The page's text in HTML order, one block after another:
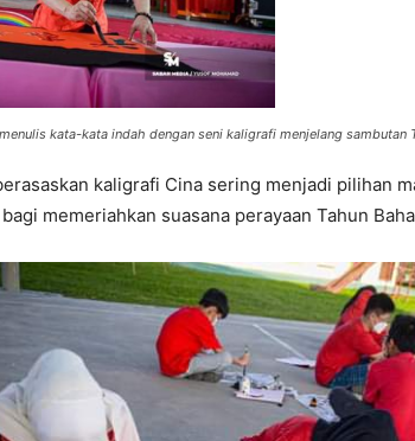
kata-kata indah dengan seni kaligrafi menjelang sambutan
kaligrafi Cina sering menjadi pilihan
memeriahkan suasana perayaan Tahun